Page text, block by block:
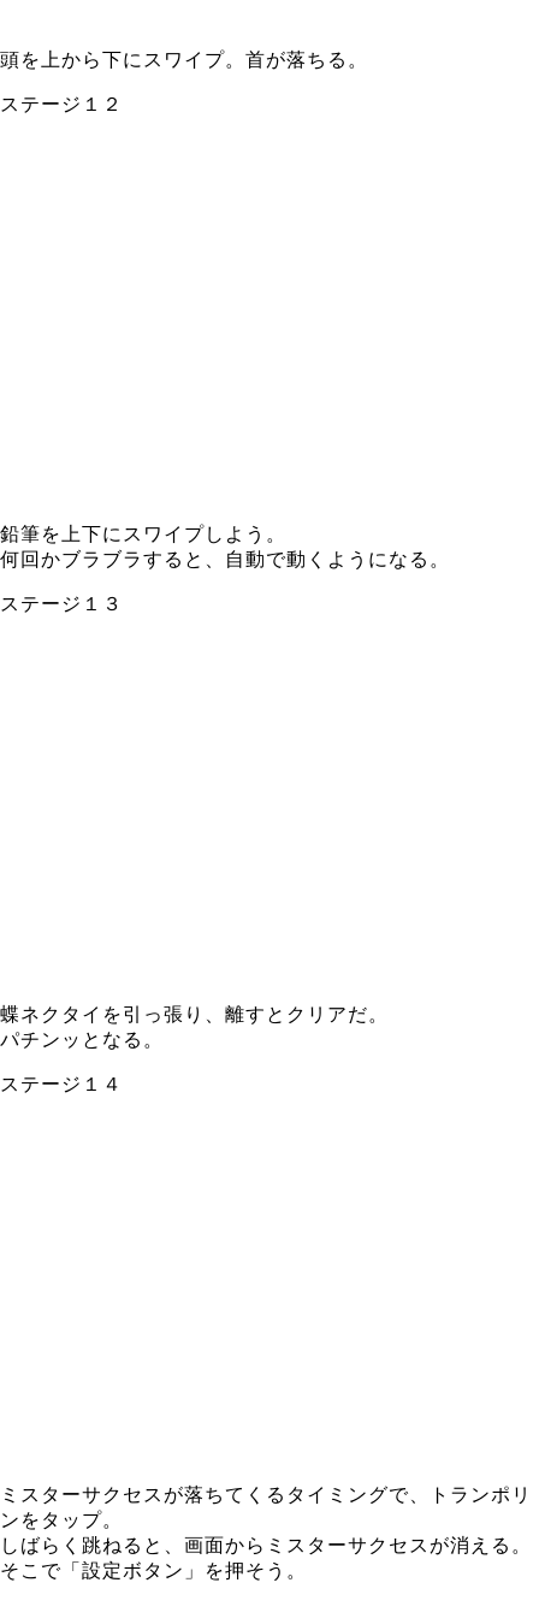
頭を上から下にスワイプ。首が落ちる。
ステージ１２
鉛筆を上下にスワイプしよう。
何回かブラブラすると、自動で動くようになる。
ステージ１３
蝶ネクタイを引っ張り、離すとクリアだ。
パチンッとなる。
ステージ１４
ミスターサクセスが落ちてくるタイミングで、トランポリ
ンをタップ。
しばらく跳ねると、画面からミスターサクセスが消える。
そこで「設定ボタン」を押そう。